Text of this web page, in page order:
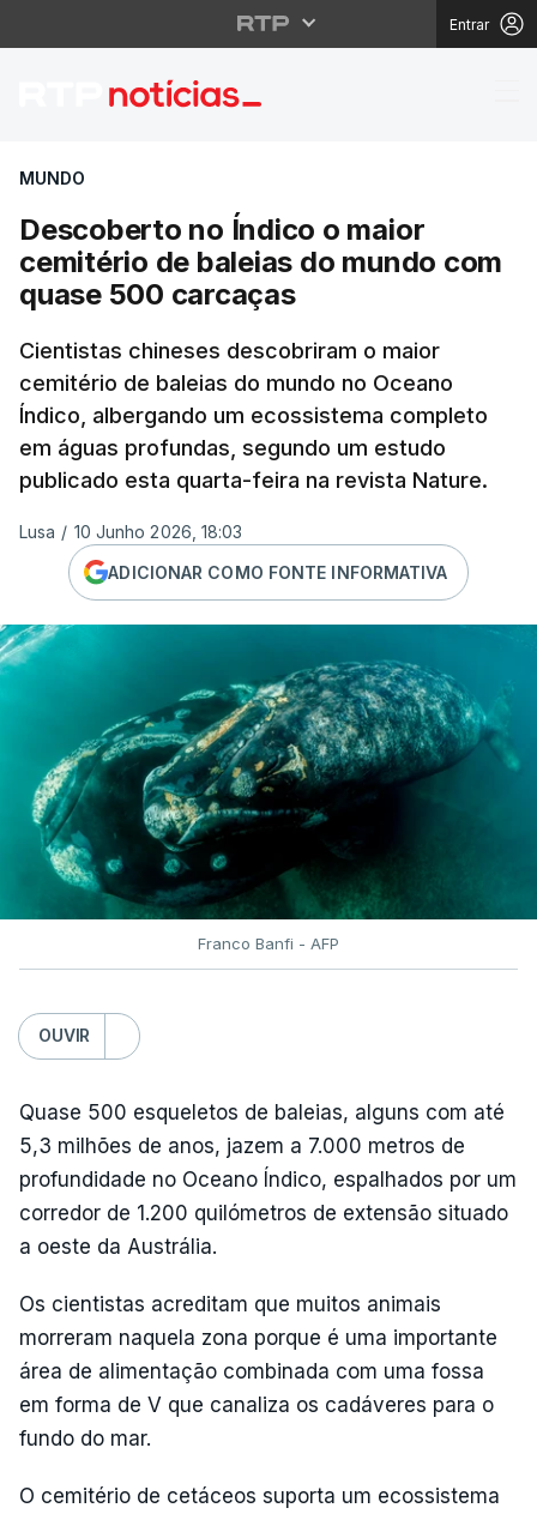
Entrar
Descoberto no Índico
MUNDO
Descoberto no Índico o maior
cemitério de baleias do mundo com
quase 500 carcaças
Cientistas chineses descobriram o maior
cemitério de baleias do mundo no Oceano
Índico, albergando um ecossistema completo
em águas profundas, segundo um estudo
publicado esta quarta-feira na revista Nature.
Lusa / 10 Junho 2026, 18:03
ADICIONAR COMO FONTE INFORMATIVA
Franco Banfi - AFP
OUVIR
Quase 500 esqueletos de baleias, alguns com até
5,3 milhões de anos, jazem a 7.000 metros de
profundidade no Oceano Índico, espalhados por um
corredor de 1.200 quilómetros de extensão situado
a oeste da Austrália.
Os cientistas acreditam que muitos animais
morreram naquela zona porque é uma importante
área de alimentação combinada com uma fossa
em forma de V que canaliza os cadáveres para o
fundo do mar.
O cemitério de cetáceos suporta um ecossistema